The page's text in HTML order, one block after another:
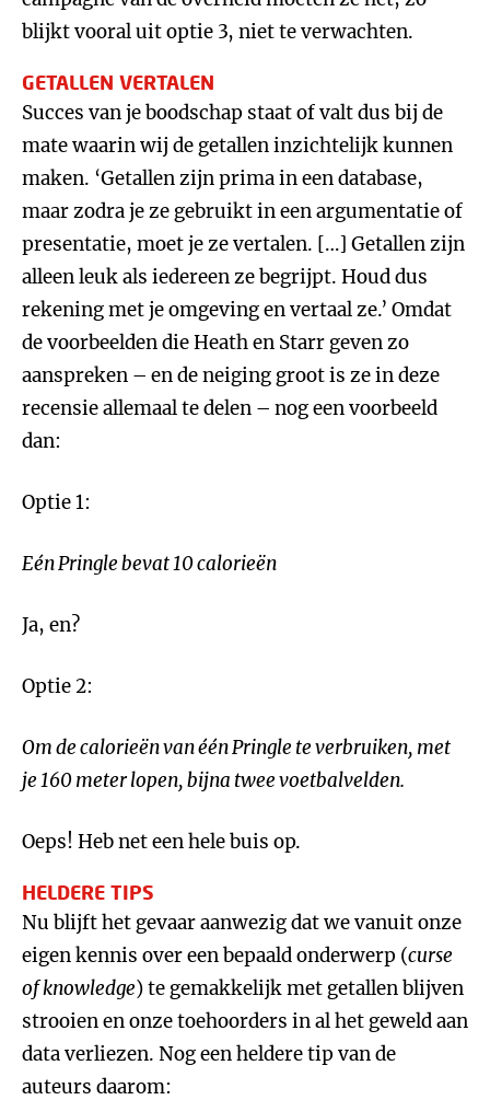
blijkt vooral uit optie 3, niet te verwachten.
GETALLEN VERTALEN
Succes van je boodschap staat of valt dus bij de
mate waarin wij de getallen inzichtelijk kunnen
maken. ‘Getallen zijn prima in een database,
maar zodra je ze gebruikt in een argumentatie of
presentatie, moet je ze vertalen. […] Getallen zijn
alleen leuk als iedereen ze begrijpt. Houd dus
rekening met je omgeving en vertaal ze.’ Omdat
de voorbeelden die Heath en Starr geven zo
aanspreken – en de neiging groot is ze in deze
recensie allemaal te delen – nog een voorbeeld
dan:
Optie 1:
Eén Pringle bevat 10 calorieën
Ja, en?
Optie 2:
Om de calorieën vanéén Pringle te verbruiken, met
je 160 meter lopen, bijna twee voetbalvelden.
Oeps! Heb net een hele buis op.
HELDERE TIPS
Nu blijft het gevaar aanwezig dat we vanuit onze
eigen kennis over een bepaald onderwerp (curse
of knowledge) te gemakkelijk met getallen blijven
strooien en onze toehoorders in al het geweld aan
data verliezen. Nog een heldere tip van de
auteurs daarom: